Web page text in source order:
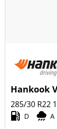
Hankook
285/30 R22
D A